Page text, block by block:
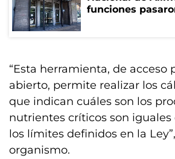
funciones
“Esta herramienta, de acceso
abierto, permite realizar los
que indican cuáles son los
nutrientes críticos son iguales
los límites definidos en la
organismo.